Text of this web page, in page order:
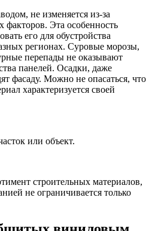
не изменяется из-за
факторов. Эта особенность
его для обустройства
регионах. Суровые морозы,
перепады не оказывают
панелей. Осадки, даже
фасаду. Можно не опасаться, что
характеризуется своей
или объект.
строительных материалов,
не ограничивается только